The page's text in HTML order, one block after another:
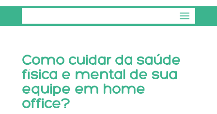
Como cuidar da saúde
física e mental de sua
equipe em home
office?